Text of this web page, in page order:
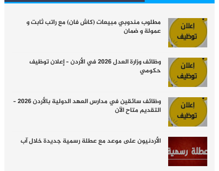
مطلوب مندوبي مبيعات (كاش فان) مع راتب ثابت و
عمولة و ضمان
وظائف وزارة العدل 2026 في الأردن – إعلان توظيف
حكومي
وظائف سائقين في مدارس العهد الدولية بالأردن 2026 –
التقديم متاح الآن
الأردنيون على موعد مع عطلة رسمية جديدة خلال آب